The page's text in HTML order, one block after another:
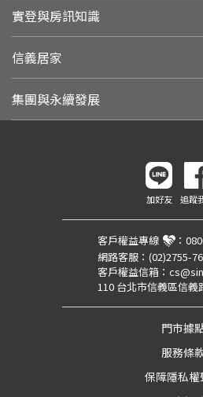
實登與房訊知識
信義居家
集團與永續發展
加好友 追蹤
客戶權益專線 ：
網路客服： (02)2755-
客戶權益信箱：
110 台北市信義區信義
門市據
服務條
保障隱私權